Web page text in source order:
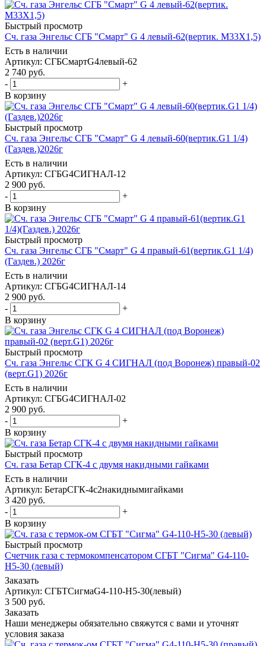
Быстрый просмотр
Сч. газа Энгельс СГБ "Смарт" G 4 левый-62(вертик. М33Х1,5)
Есть в наличии
Артикул: СГБСмартG4левый-62
2 740 руб.
-
+
В корзину
Быстрый просмотр
Сч. газа Энгельс СГБ "Смарт" G 4 левый-60(вертик.G1 1/4)
(Газдев.)2026г
Есть в наличии
Артикул: СГБG4СИГНАЛ-12
2 900 руб.
-
+
В корзину
Быстрый просмотр
Сч. газа Энгельс СГБ "Смарт" G 4 правый-61(вертик.G1 1/4)
(Газдев.) 2026г
Есть в наличии
Артикул: СГБG4СИГНАЛ-14
2 900 руб.
-
+
В корзину
Быстрый просмотр
Сч. газа Энгельс СГК G 4 СИГНАЛ (под Воронеж) правый-02
(верт.G1) 2026г
Есть в наличии
Артикул: СГБG4СИГНАЛ-02
2 900 руб.
-
+
В корзину
Быстрый просмотр
Сч. газа Бетар СГК-4 с двумя накидными гайками
Есть в наличии
Артикул: БетарСГК-4с2накиднымигайками
3 420 руб.
-
+
В корзину
Быстрый просмотр
Счетчик газа с термокомпенсатором СГБТ "Сигма" G4-110-
Н5-30 (левый)
Заказать
Артикул: СГБТСигмаG4-110-Н5-30(левый)
3 500 руб.
Заказать
Наши менеджеры обязательно свяжутся с вами и уточнят
условия заказа